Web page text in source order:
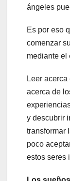
ángeles
Es por eso
comenzar
mediante el
Leer
acerca de
y descubrir
transformar
poco
estos seres